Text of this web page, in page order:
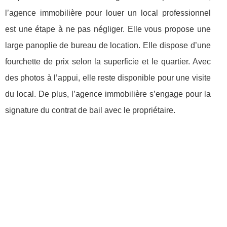
l’agence immobilière pour louer un local professionnel
est une étape à ne pas négliger. Elle vous propose une
large panoplie de bureau de location. Elle dispose d’une
fourchette de prix selon la superficie et le quartier. Avec
des photos à l’appui, elle reste disponible pour une visite
du local. De plus, l’agence immobilière s’engage pour la
signature du contrat de bail avec le propriétaire.